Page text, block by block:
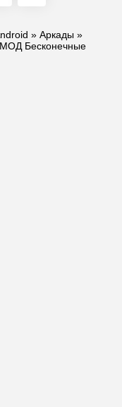
» Аркады »
МОД Бесконечные